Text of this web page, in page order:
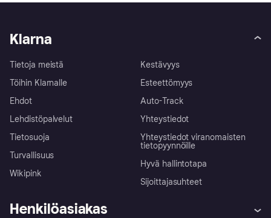
Klarna
Tietoja meistä
Töihin Klarnalle
Ehdot
Lehdistöpalvelut
Tietosuoja
Turvallisuus
Wikipink
Kestävyys
Esteettömyys
Auto-Track
Yhteystiedot
Yhteystiedot viranomaisten
tietopyynnöille
Hyvä hallintotapa
Sijoittajasuhteet
Henkilöasiakas